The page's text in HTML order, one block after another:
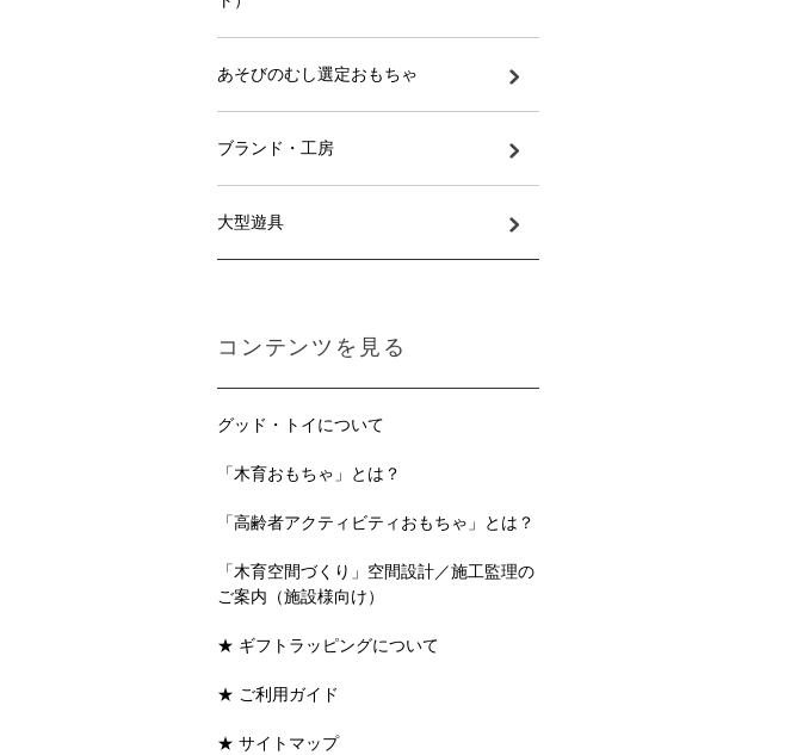
あそびのむし選定おもちゃ
ブランド・工房
大型遊具
コンテンツを見る
グッド・トイについて
「木育おもちゃ」とは？
「高齢者アクティビティおもちゃ」とは？
「木育空間づくり」空間設計／施工監理の
ご案内（施設様向け）
★ ギフトラッピングについて
★ ご利用ガイド
★ サイトマップ